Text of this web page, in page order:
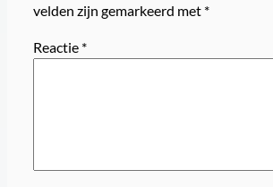
velden zijn gemarkeerd met *
Reactie *